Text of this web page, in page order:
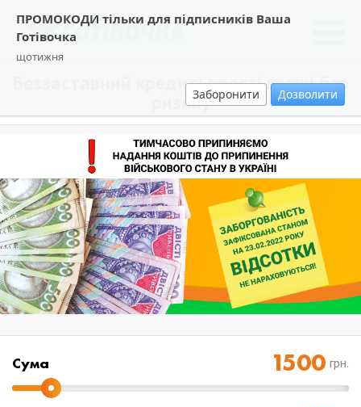
ПРОМОКОДИ тільки для підписників Ваша
Готівочка
щотижня
Заборонити Дозволити
Беззаставний кредит: прості гроші без
ризику
Cума грн.